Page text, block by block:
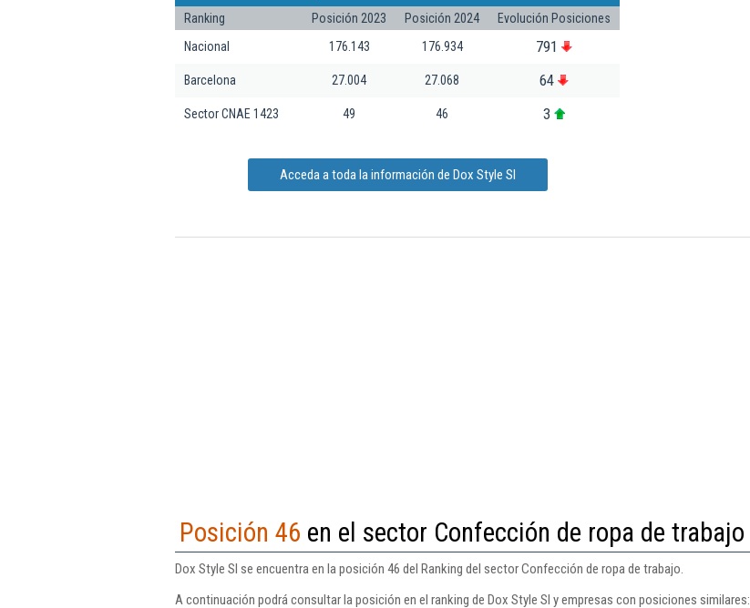
Ranking Posición 2023 Posición 2024
Evolución Posiciones
Nacional
176.143 176.934 791
Barcelona 27.004 27.068 64
Sector CNAE 1423 49 46 3
Acceda a toda la información de Dox Style Sl
Posición 46 en el sector Confección de ropa de trabajo
Dox Style Sl se encuentra en la posición 46 del Ranking del sector Confección de ropa de trabajo.
A continuación podrá consultar la posición en el ranking de Dox Style Sl y empresas con posiciones similares: